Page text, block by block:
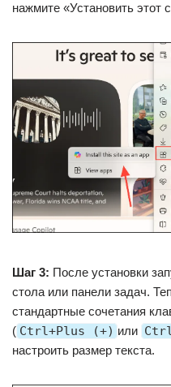
нажмите «Установить этот
Шаг 3: После установки
стола или панели задач.
стандартные сочетания
( Ctrl+Plus (+) или
настроить размер текста.